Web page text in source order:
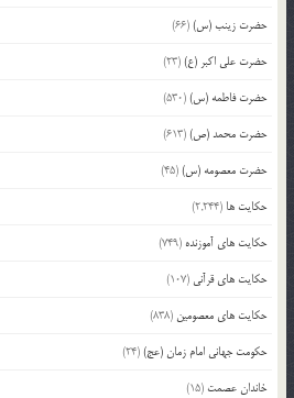
حضرت زینب (س)(66)
حضرت علی اکبر (ع)(23)
حضرت فاطمه (س)(530)
حضرت محمد (ص)(613)
حضرت معصومه (س)(45)
حکایت ها (2,244)
حکایت های آموزنده (749)
حکایت های قرآنی (107)
حکایت های معصومین (838)
حکومت جهانی امام زمان (عج)(24)
خاندان عصمت (15)